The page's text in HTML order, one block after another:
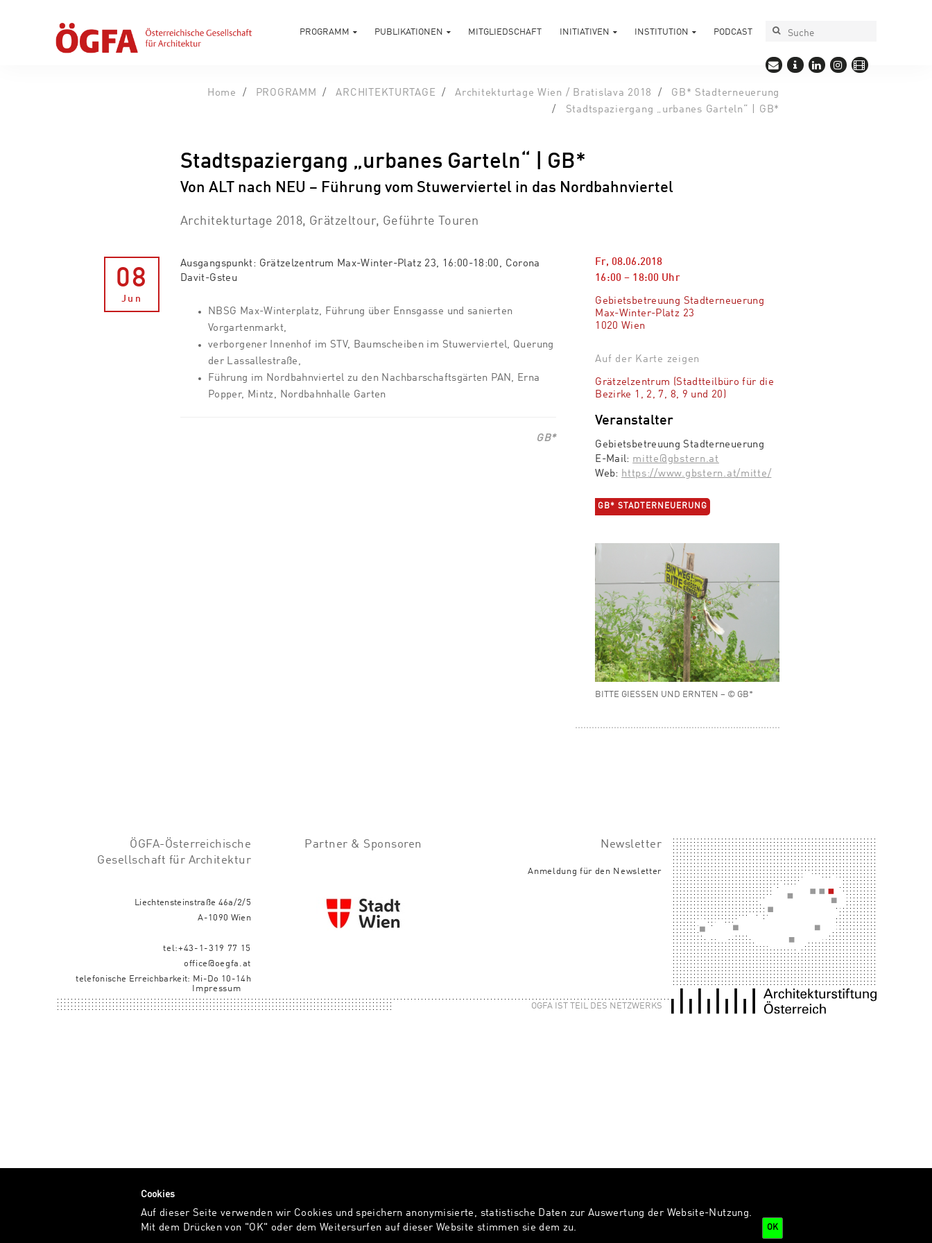
PROGRAMM PUBLIKATIONEN MITGLIEDSCHAFT INITIATIVEN INSTITUTION PODCAST
Home PROGRAMM ARCHITEKTURTAGE Architekturtage Wien / Bratislava 2018
GB* Stadterneuerung
Stadtspaziergang „urbanes Garteln“ | GB*
Stadtspaziergang „urbanes Garteln“ | GB*
Von ALT nach NEU – Führung vom Stuwerviertel in das Nordbahnviertel
Architekturtage 2018, Grätzeltour, Geführte Touren
08
Jun
Fr, 08.06.2018
16:00 – 18:00 Uhr
Gebietsbetreuung Stadterneuerung
Max-Winter-Platz 23
1020 Wien
Auf der Karte zeigen
Grätzelzentrum (Stadtteilbüro für die
Bezirke 1, 2, 7, 8, 9 und 20)
Veranstalter
Gebietsbetreuung Stadterneuerung
E-Mail: mitte@gbstern.at
Web: https://www.gbstern.at/mitte/
GB* STADTERNEUERUNG
BITTE GIESSEN UND ERNTEN – © GB*
Ausgangspunkt: Grätzelzentrum Max-Winter-Platz 23, 16:00-18:00, Corona
Davit-Gsteu
NBSG Max-Winterplatz, Führung über Ennsgasse und sanierten
Vorgartenmarkt,
verborgener Innenhof im STV, Baumscheiben im Stuwerviertel, Querung
der Lassallestraße,
Führung im Nordbahnviertel zu den Nachbarschaftsgärten PAN, Erna
Popper, Mintz, Nordbahnhalle Garten
GB*
ÖGFA-Österreichische
Gesellschaft für Architektur
Liechtensteinstraße 46a/2/5
A-1090 Wien
tel:+43-1-319 77 15
office@oegfa.at
telefonische Erreichbarkeit: Mi-Do 10-14h
Partner & Sponsoren Newsletter
Anmeldung für den Newsletter
Impressum
OGFA IST TEIL DES NETZWERKS
Cookies
Auf dieser Seite verwenden wir Cookies und speichern anonymisierte, statistische Daten zur Auswertung der Website-Nutzung.
Mit dem Drücken von "OK" oder dem Weitersurfen auf dieser Website stimmen sie dem zu.
OK